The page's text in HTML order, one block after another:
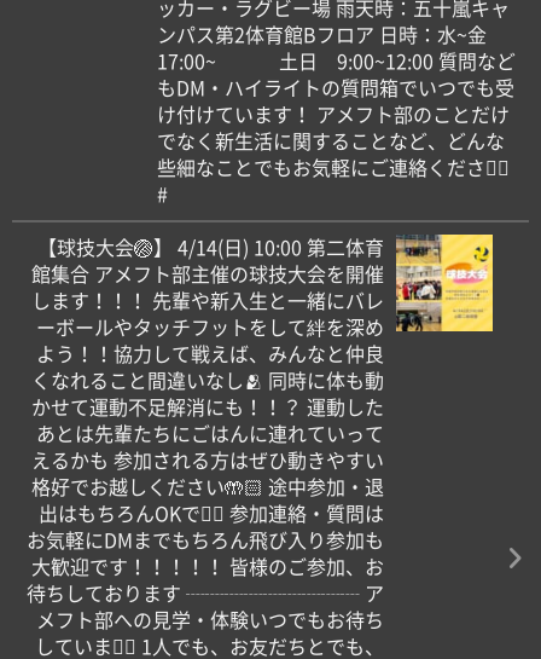
ッカー・ラグビー場 雨天時：五十嵐キャ
ンパス第2体育館Bフロア 日時：水~金
17:00~ 土日 9:00~12:00 質問など
もDM・ハイライトの質問箱でいつでも受
け付けています！ アメフト部のことだけ
でなく新生活に関することなど、どんな
些細なことでもお気軽にご連絡ください🏻
#
【球技大会🏐】 4/14(日) 10:00 第二体育
館集合 アメフト部主催の球技大会を開催
します！！！ 先輩や新入生と一緒にバレ
ーボールやタッチフットをして絆を深め
よう！！協力して戦えば、みんなと仲良
くなれること間違いなし️🫂 同時に体も動
かせて運動不足解消にも！！？ 運動した
あとは先輩たちにごはんに連れていって
えるかも 参加される方はぜひ動きやすい
格好でお越しください🤲🏻 途中参加・退
出はもちろんOKです🏻 参加連絡・質問は
お気軽にDMまでもちろん飛び入り参加も
大歓迎です！！！！！ 皆様のご参加、お
待ちしております ┈┈┈┈┈┈┈┈┈ ア
メフト部への見学・体験いつでもお待ち
しています🏻 1人でも、お友だちとでも、